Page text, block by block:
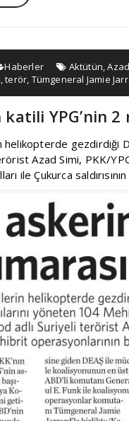
Haberler Aktütün,
,terör, Tümgeneral Jamie
YPG’nin 2
helikopterde gezdirdiği
Azad Simi, PKK/
ile Çukurca